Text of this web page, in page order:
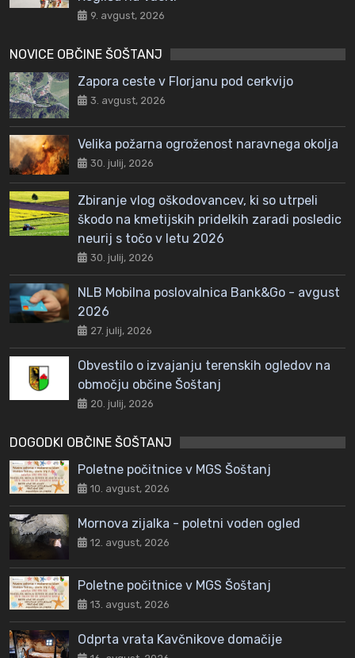
9. avgust, 2026
NOVICE OBČINE ŠOŠTANJ
Zapora ceste v Florjanu pod cerkvijo
3. avgust, 2026
Velika požarna ogroženost naravnega okolja
30. julij, 2026
Zbiranje vlog oškodovancev, ki so utrpeli
škodo na kmetijskih pridelkih zaradi posledic
neurij s točo v letu 2026
30. julij, 2026
NLB Mobilna poslovalnica Bank&Go - avgust
2026
27. julij, 2026
Obvestilo o izvajanju terenskih ogledov na
območju občine Šoštanj
20. julij, 2026
DOGODKI OBČINE ŠOŠTANJ
Poletne počitnice v MGS Šoštanj
10. avgust, 2026
Mornova zijalka - poletni voden ogled
12. avgust, 2026
Poletne počitnice v MGS Šoštanj
13. avgust, 2026
Odprta vrata Kavčnikove domačije